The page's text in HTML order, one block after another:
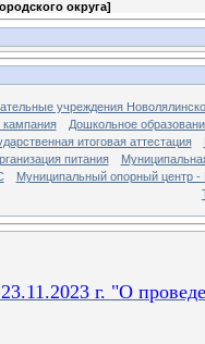
округа]
учреждения
кампания
Дошкольное
итоговая аттестация
питания
Муниципальный опорный центр
г. "О